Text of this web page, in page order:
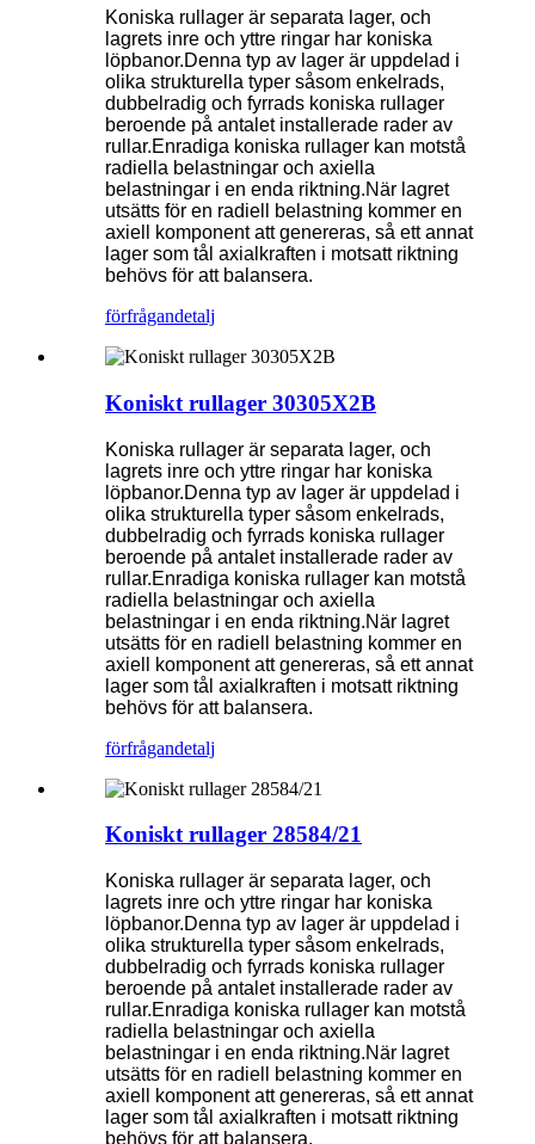
Koniska rullager är separata lager, och
lagrets inre och yttre ringar har koniska
löpbanor.Denna typ av lager är uppdelad i
olika strukturella typer såsom enkelrads,
dubbelradig och fyrrads koniska rullager
beroende på antalet installerade rader av
rullar.Enradiga koniska rullager kan motstå
radiella belastningar och axiella
belastningar i en enda riktning.När lagret
utsätts för en radiell belastning kommer en
axiell komponent att genereras, så ett annat
lager som tål axialkraften i motsatt riktning
behövs för att balansera.
förfrågandetalj
Koniskt rullager 30305X2B
Koniska rullager är separata lager, och
lagrets inre och yttre ringar har koniska
löpbanor.Denna typ av lager är uppdelad i
olika strukturella typer såsom enkelrads,
dubbelradig och fyrrads koniska rullager
beroende på antalet installerade rader av
rullar.Enradiga koniska rullager kan motstå
radiella belastningar och axiella
belastningar i en enda riktning.När lagret
utsätts för en radiell belastning kommer en
axiell komponent att genereras, så ett annat
lager som tål axialkraften i motsatt riktning
behövs för att balansera.
förfrågandetalj
Koniskt rullager 28584/21
Koniska rullager är separata lager, och
lagrets inre och yttre ringar har koniska
löpbanor.Denna typ av lager är uppdelad i
olika strukturella typer såsom enkelrads,
dubbelradig och fyrrads koniska rullager
beroende på antalet installerade rader av
rullar.Enradiga koniska rullager kan motstå
radiella belastningar och axiella
belastningar i en enda riktning.När lagret
utsätts för en radiell belastning kommer en
axiell komponent att genereras, så ett annat
lager som tål axialkraften i motsatt riktning
behövs för att balansera.